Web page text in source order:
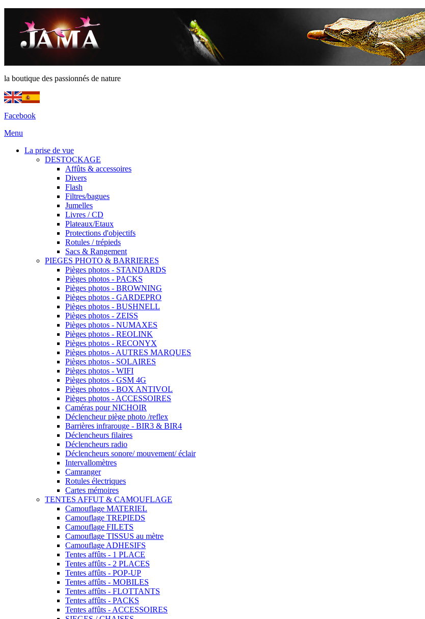
la boutique des passionnés de nature
Facebook
Menu
La prise de vue
DESTOCKAGE
Affûts & accessoires
Divers
Flash
Filtres/bagues
Jumelles
Livres / CD
Plateaux/Etaux
Protections d'objectifs
Rotules / trépieds
Sacs & Rangement
PIEGES PHOTO & BARRIERES
Pièges photos - STANDARDS
Pièges photos - PACKS
Pièges photos - BROWNING
Pièges photos - GARDEPRO
Pièges photos - BUSHNELL
Pièges photos - ZEISS
Pièges photos - NUMAXES
Pièges photos - REOLINK
Pièges photos - RECONYX
Pièges photos - AUTRES MARQUES
Pièges photos - SOLAIRES
Pièges photos - WIFI
Pièges photos - GSM 4G
Pièges photos - BOX ANTIVOL
Pièges photos - ACCESSOIRES
Caméras pour NICHOIR
Déclencheur piège photo /reflex
Barrières infrarouge - BIR3 & BIR4
Déclencheurs filaires
Déclencheurs radio
Déclencheurs sonore/ mouvement/ éclair
Intervallomètres
Camranger
Rotules électriques
Cartes mémoires
TENTES AFFUT & CAMOUFLAGE
Camouflage MATERIEL
Camouflage TREPIEDS
Camouflage FILETS
Camouflage TISSUS au mètre
Camouflage ADHESIFS
Tentes affûts - 1 PLACE
Tentes affûts - 2 PLACES
Tentes affûts - POP-UP
Tentes affûts - MOBILES
Tentes affûts - FLOTTANTS
Tentes affûts - PACKS
Tentes affûts - ACCESSOIRES